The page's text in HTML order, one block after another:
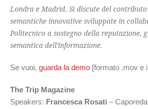
Londra e Madrid. Si discute del
semantiche innovative sviluppate in
Politecnico a sostegno della reputazione,
semantica dell’informazione.
Se vuoi, guarda la demo [formato .mov e
The Trip Magazine
Speakers: Francesca Rosati –